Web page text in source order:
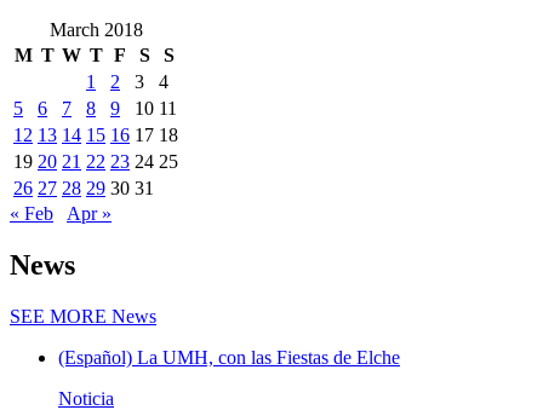
March 2018
M T W T F S
S
1
2 3
4
5
6 7 8 9 10 11
12 13 14 15 16 17 18
19 20 21 22 23 24 25
26 27 28 29 30 31
« Feb
Apr »
News
SEE MORE News
(Español) La UMH, con las Fiestas de Elche
Noticia